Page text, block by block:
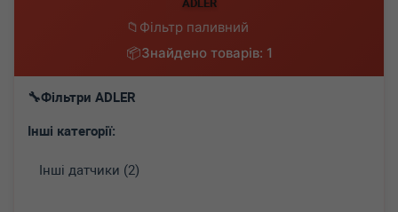
ADLER
Фільтр паливний
Знайдено товарів: 1
Фільтри ADLER
Інші категорії:
Інші датчики (2)